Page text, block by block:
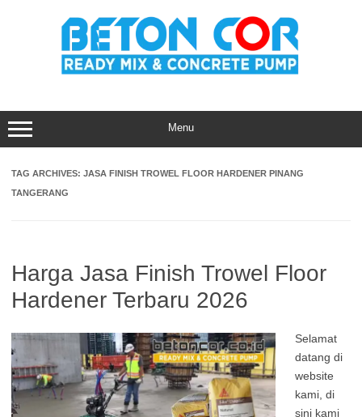
Menu
TAG ARCHIVES: JASA FINISH TROWEL FLOOR HARDENER PINANG
TANGERANG
Harga Jasa Finish Trowel Floor
Hardener Terbaru 2026
Selamat
datang di
website
kami, di
sini kami